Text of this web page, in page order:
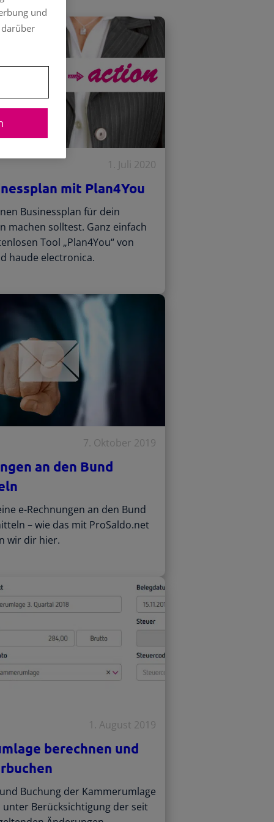
1. Juli 2020
mit Plan4You
Businessplan für dein
machen solltest. Ganz einfach
Tool „Plan4You“ von
haude electronica.
7. Oktober 2019
an den Bund
e-Rechnungen an den Bund
– wie das mit ProSaldo.net
wir dir hier.
1. August 2019
berechnen und
Buchung der Kammerumlage
unter Berücksichtigung der seit
und